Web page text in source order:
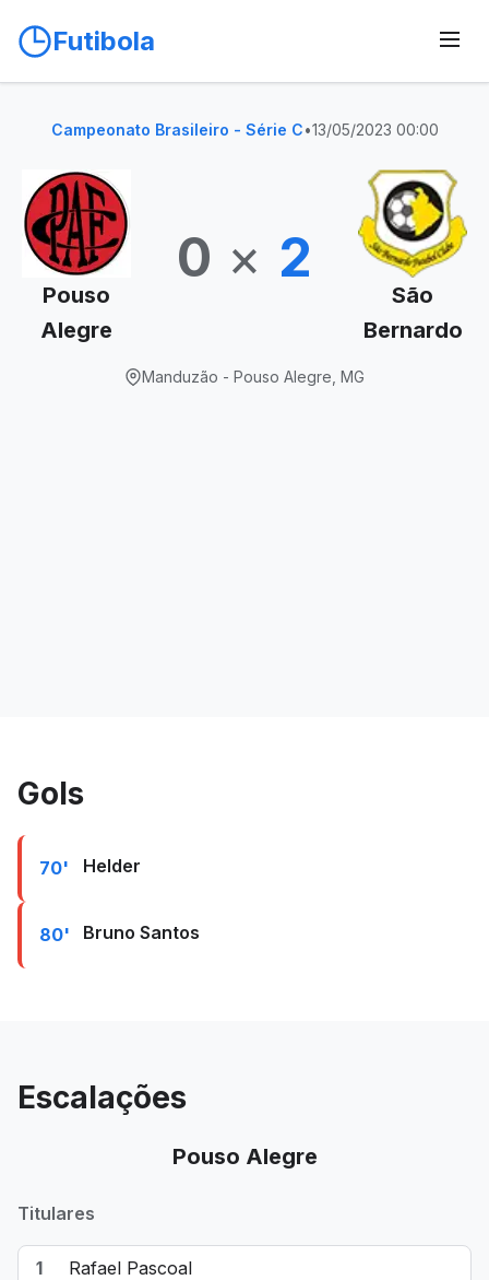
Futibola
Campeonato Brasileiro - Série C•13/05/2023 00:00
Pouso
Alegre
0 × 2
São
Bernardo
Manduzão - Pouso Alegre, MG
Gols
70' Helder
80' Bruno Santos
Escalações
Pouso Alegre
Titulares
1 Rafael Pascoal